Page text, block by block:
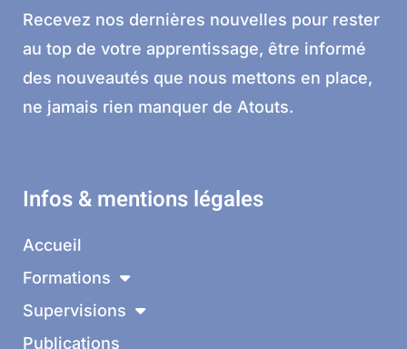
Recevez nos dernières nouvelles pour rester
au top de votre apprentissage, être informé
des nouveautés que nous mettons en place,
ne jamais rien manquer de Atouts.
Infos & mentions légales
Accueil
Formations
Supervisions
Publications